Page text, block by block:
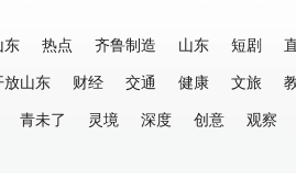
东 热点 齐鲁制造 山东 短剧
放山东 财经 交通 健康 文旅
青未了 灵境 深度 创意 观察